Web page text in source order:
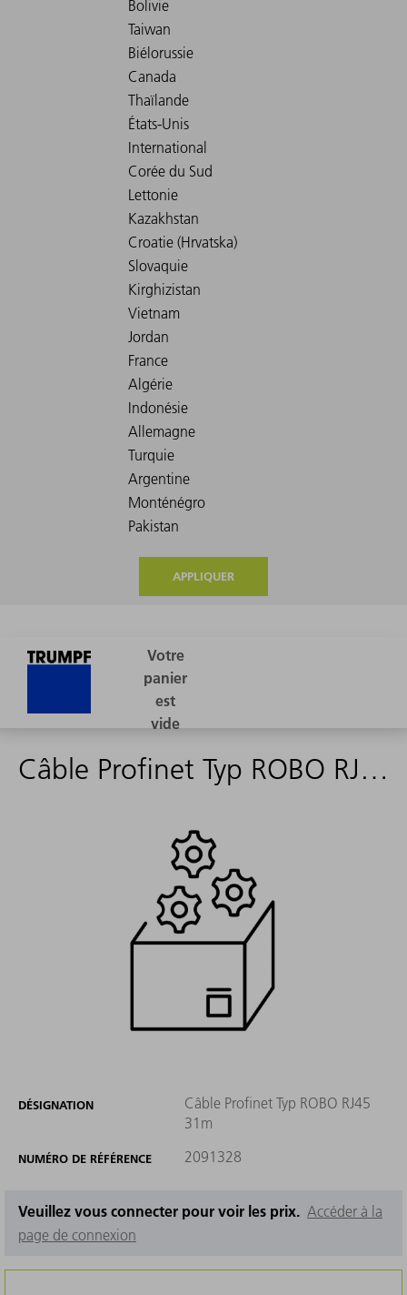
APPLIQUER
Câble Profinet Typ ROBO RJ45 31m
DÉSIGNATION
Câble Profinet Typ ROBO RJ45
31m
NUMÉRO DE RÉFÉRENCE 2091328
Veuillez vous connecter pour voir les prix. Accéder à la
page de connexion